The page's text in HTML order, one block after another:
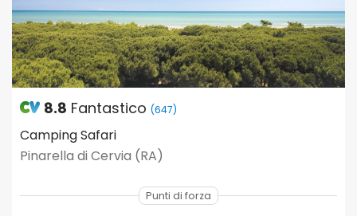
8.8 Fantastico (647)
Camping Safari
Pinarella di Cervia (RA)
Punti di forza